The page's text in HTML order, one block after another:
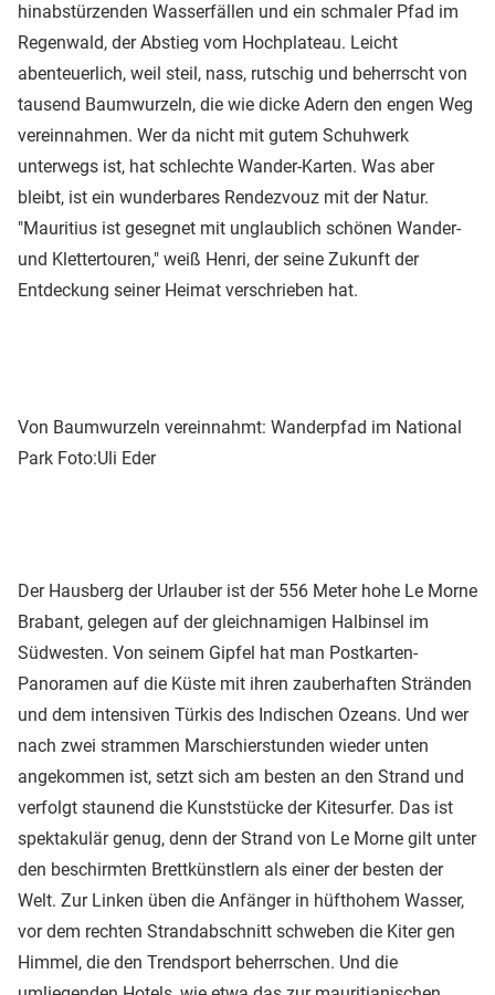
hinabstürzenden Wasserfällen und ein schmaler Pfad im
Regenwald, der Abstieg vom Hochplateau. Leicht
abenteuerlich, weil steil, nass, rutschig und beherrscht von
tausend Baumwurzeln, die wie dicke Adern den engen Weg
vereinnahmen. Wer da nicht mit gutem Schuhwerk
unterwegs ist, hat schlechte Wander-Karten. Was aber
bleibt, ist ein wunderbares Rendezvouz mit der Natur.
"Mauritius ist gesegnet mit unglaublich schönen Wander-
und Klettertouren," weiß Henri, der seine Zukunft der
Entdeckung seiner Heimat verschrieben hat.
Von Baumwurzeln vereinnahmt: Wanderpfad im National
Park Foto:Uli Eder
Der Hausberg der Urlauber ist der 556 Meter hohe Le Morne
Brabant, gelegen auf der gleichnamigen Halbinsel im
Südwesten. Von seinem Gipfel hat man Postkarten-
Panoramen auf die Küste mit ihren zauberhaften Stränden
und dem intensiven Türkis des Indischen Ozeans. Und wer
nach zwei strammen Marschierstunden wieder unten
angekommen ist, setzt sich am besten an den Strand und
verfolgt staunend die Kunststücke der Kitesurfer. Das ist
spektakulär genug, denn der Strand von Le Morne gilt unter
den beschirmten Brettkünstlern als einer der besten der
Welt. Zur Linken üben die Anfänger in hüfthohem Wasser,
vor dem rechten Strandabschnitt schweben die Kiter gen
Himmel, die den Trendsport beherrschen. Und die